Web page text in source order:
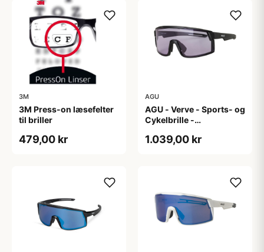
3M
3M Press-on læsefelter
til briller
479,00 kr
AGU
AGU - Verve - Sports- og
Cykelbrille -
Mat Sort
1.039,00 kr